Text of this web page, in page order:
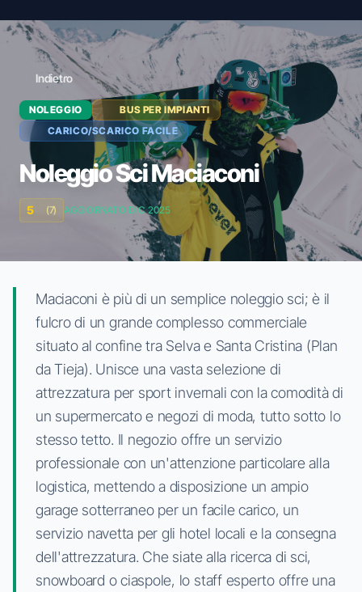
Indietro
NOLEGGIO
BUS PER IMPIANTI
CARICO/SCARICO FACILE
Noleggio Sci Maciaconi
5 (7) AGGIORNATO DIC 2025
Maciaconi è più di un semplice noleggio sci; è il
fulcro di un grande complesso commerciale
situato al confine tra Selva e Santa Cristina (Plan
da Tieja). Unisce una vasta selezione di
attrezzatura per sport invernali con la comodità di
un supermercato e negozi di moda, tutto sotto lo
stesso tetto. Il negozio offre un servizio
professionale con un'attenzione particolare alla
logistica, mettendo a disposizione un ampio
garage sotterraneo per un facile carico, un
servizio navetta per gli hotel locali e la consegna
dell'attrezzatura. Che siate alla ricerca di sci,
snowboard o ciaspole, lo staff esperto offre una